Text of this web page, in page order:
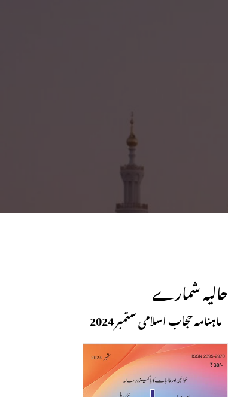
حالیہ شمارے
ماہنامہ حجاب اسلامی ستمبر 2024